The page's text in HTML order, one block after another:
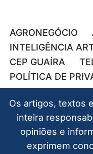
AGRONEGÓCIO
INTELIGÊNCIA
CEP GUAÍRA
POLÍTICA DE
Os artigos, textos
inteira
opiniões e
exprimem